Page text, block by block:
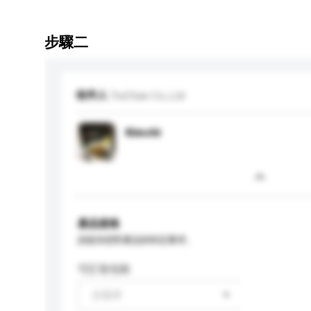
步驟二
收件人 TreChan Co.,Ltd
Kimchi
產品規格
可訂造包裝